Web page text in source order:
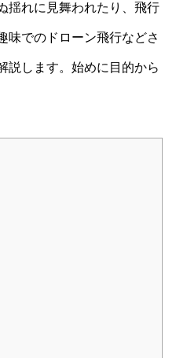
揺れに見舞われたり、飛行
味でのドローン飛行などさ
説します。始めに目的から